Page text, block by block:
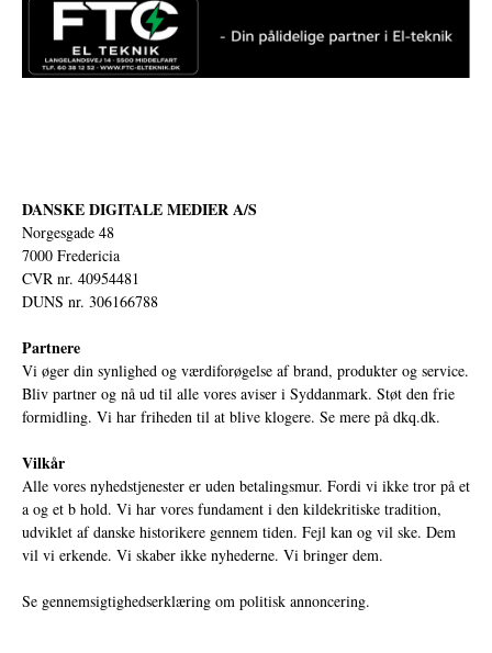
DANSKE DIGITALE MEDIER A/S
Norgesgade 48
7000 Fredericia
CVR nr. 40954481
DUNS nr. 306166788
Partnere
Vi øger din synlighed og værdiforøgelse af brand, produkter og service.
Bliv partner og nå ud til alle vores aviser i Syddanmark. Støt den frie
formidling. Vi har friheden til at blive klogere. Se mere på dkq.dk.
Vilkår
Alle vores nyhedstjenester er uden betalingsmur. Fordi vi ikke tror på et
a og et b hold. Vi har vores fundament i den kildekritiske tradition,
udviklet af danske historikere gennem tiden. Fejl kan og vil ske. Dem
vil vi erkende. Vi skaber ikke nyhederne. Vi bringer dem.
Se gennemsigtighedserklæring om politisk annoncering.